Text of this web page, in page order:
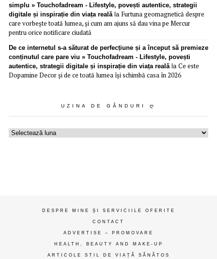
simplu » Touchofadream - Lifestyle, povești autentice, strategii
digitale și inspirație din viața realăla Furtuna geomagnetică despre
care vorbește toată lumea, și cum am ajuns să dau vina pe Mercur
pentru orice notificare ciudată
De ce internetul s-a săturat de perfecțiune și a început să premieze
conținutul care pare viu » Touchofadream - Lifestyle, povești
autentice, strategii digitale și inspirație din viața realăla Ce este
Dopamine Decor și de ce toată lumea își schimbă casa în 2026
UZINA DE GÂNDURI Ღ
Uzina
DESPRE MINE ȘI SERVICIILE OFERITE
CONTACT
ADVERTISE – PROMOVARE
HEALTH, BEAUTY AND MAKE-UP
ARTICOLE STIL DE VIAȚĂ SĂNĂTOS